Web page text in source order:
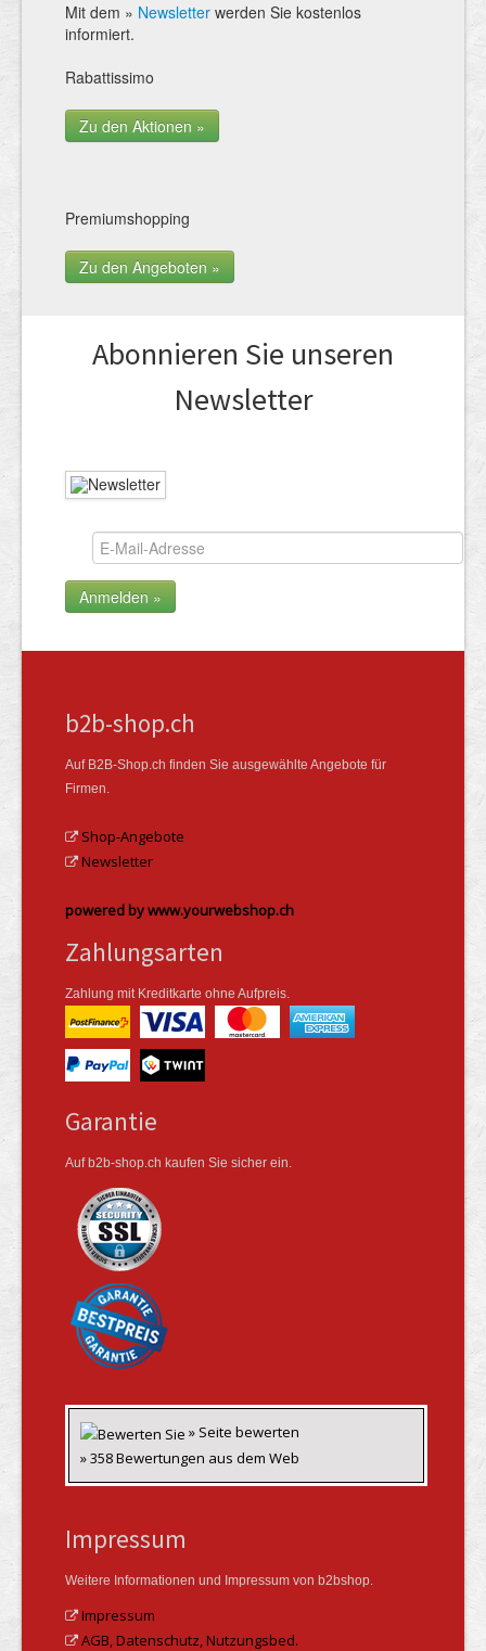
Mit dem » Newsletter werden Sie kostenlos
informiert.
Rabattissimo
Zu den Aktionen »
Premiumshopping
Zu den Angeboten »
Abonnieren Sie unseren
News­letter
b2b-shop.ch
Auf B2B-Shop.ch finden Sie ausgewählte Angebote für
Firmen.
Shop-Angebote
Newsletter
powered by www.yourwebshop.ch
Zahlungsarten
Zahlung mit Kreditkarte ohne Aufpreis.
Garantie
Auf b2b-shop.ch kaufen Sie sicher ein.
» Seite bewerten
» 358 Bewertungen aus dem Web
Impressum
Weitere Informationen und Impressum von b2bshop.
Impressum
AGB, Datenschutz, Nutzungsbed.